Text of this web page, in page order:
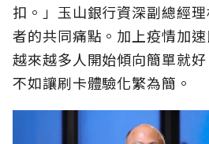
扣。」玉山銀行資深副總經
者的共同痛點。加上疫情加
越來越多人開始傾向簡單就
不如讓刷卡體驗化繁為簡。